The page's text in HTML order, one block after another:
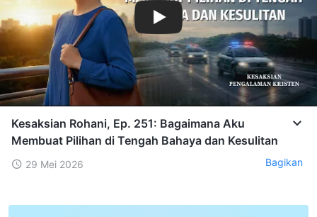
Kesaksian Rohani, Ep. 251: Bagaimana Aku
Membuat Pilihan di Tengah Bahaya dan Kesulitan
29 Mei 2026 Bagikan